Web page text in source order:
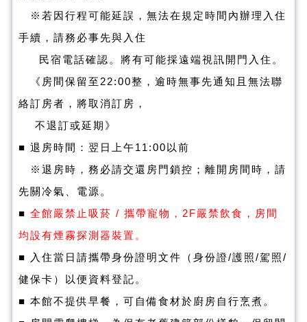
※若因行程可能延誤，無法在規定時間內辦理入住
手續，請務必事先與入住
民宿電話確認。將有可能採遠端視訊開門入住。
《房間保留至22:00整，逾時無事先通知且無法聯
絡訂房者，將取消訂房，
不退訂或延期》
■ 退房時間：翌日上午11:00以前
※ 退房時，務必請交還房門鎖控；離開房間時，請
先關冷氣、電源 。
■ 全館嚴禁止吸菸 / 攜帶寵物，2F嚴禁飲食，房間
均設有煙霧探測器裝置。
■ 入住當日請攜帶身份證明文件（身份證/護照/駕照/
健保卡）以便資料登記。
■ 本館不提供早餐，可自備食材於廚房自行烹煮。